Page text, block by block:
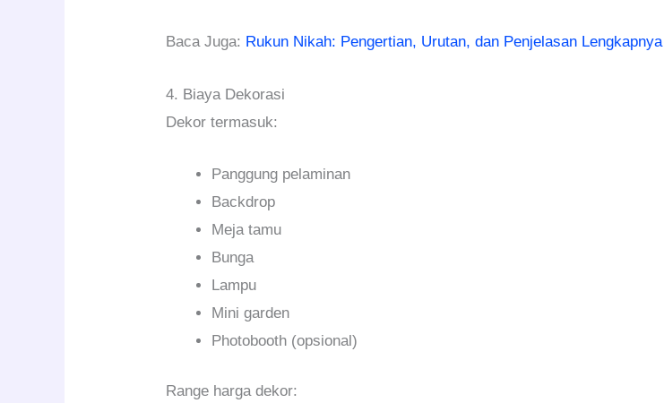
Baca Juga: Rukun Nikah: Pengertian, Urutan, dan Penjelasan Lengkapnya
4. Biaya Dekorasi
Dekor termasuk:
Panggung pelaminan
Backdrop
Meja tamu
Bunga
Lampu
Mini garden
Photobooth (opsional)
Range harga dekor: